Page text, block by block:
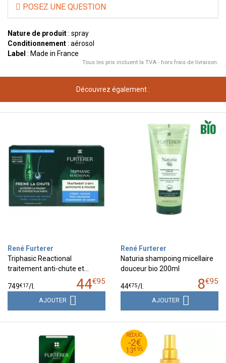
POSEZ UNE QUESTION
Nature de produit: spray
Conditionnement: aérosol
Label : Made in France
Tous les prix incluent la TVA - hors frais de livraison.
Découvrez également :
René Furterer
Triphasic Reactional
traitement anti-chute et…
44€95
749€17/
AJOUTER
René Furterer
Naturia shampoing micellaire
douceur bio 200ml
8€95
44€75/
AJOUTER
RÉDUC
-2€
13€95
15
€
95
13
€
95